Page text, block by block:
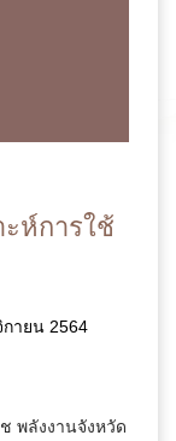
ห์การใช้
ายน 2564
พลังงานจังหวัด